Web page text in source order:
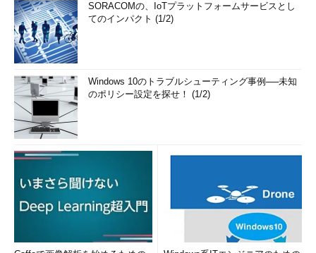
SORACOMの、IoTプラットフォームサービスとし
てのインパクト (1/2)
Windows 10のトラブルシューティング事例──未知
のポリシー設定を探せ！ (1/2)